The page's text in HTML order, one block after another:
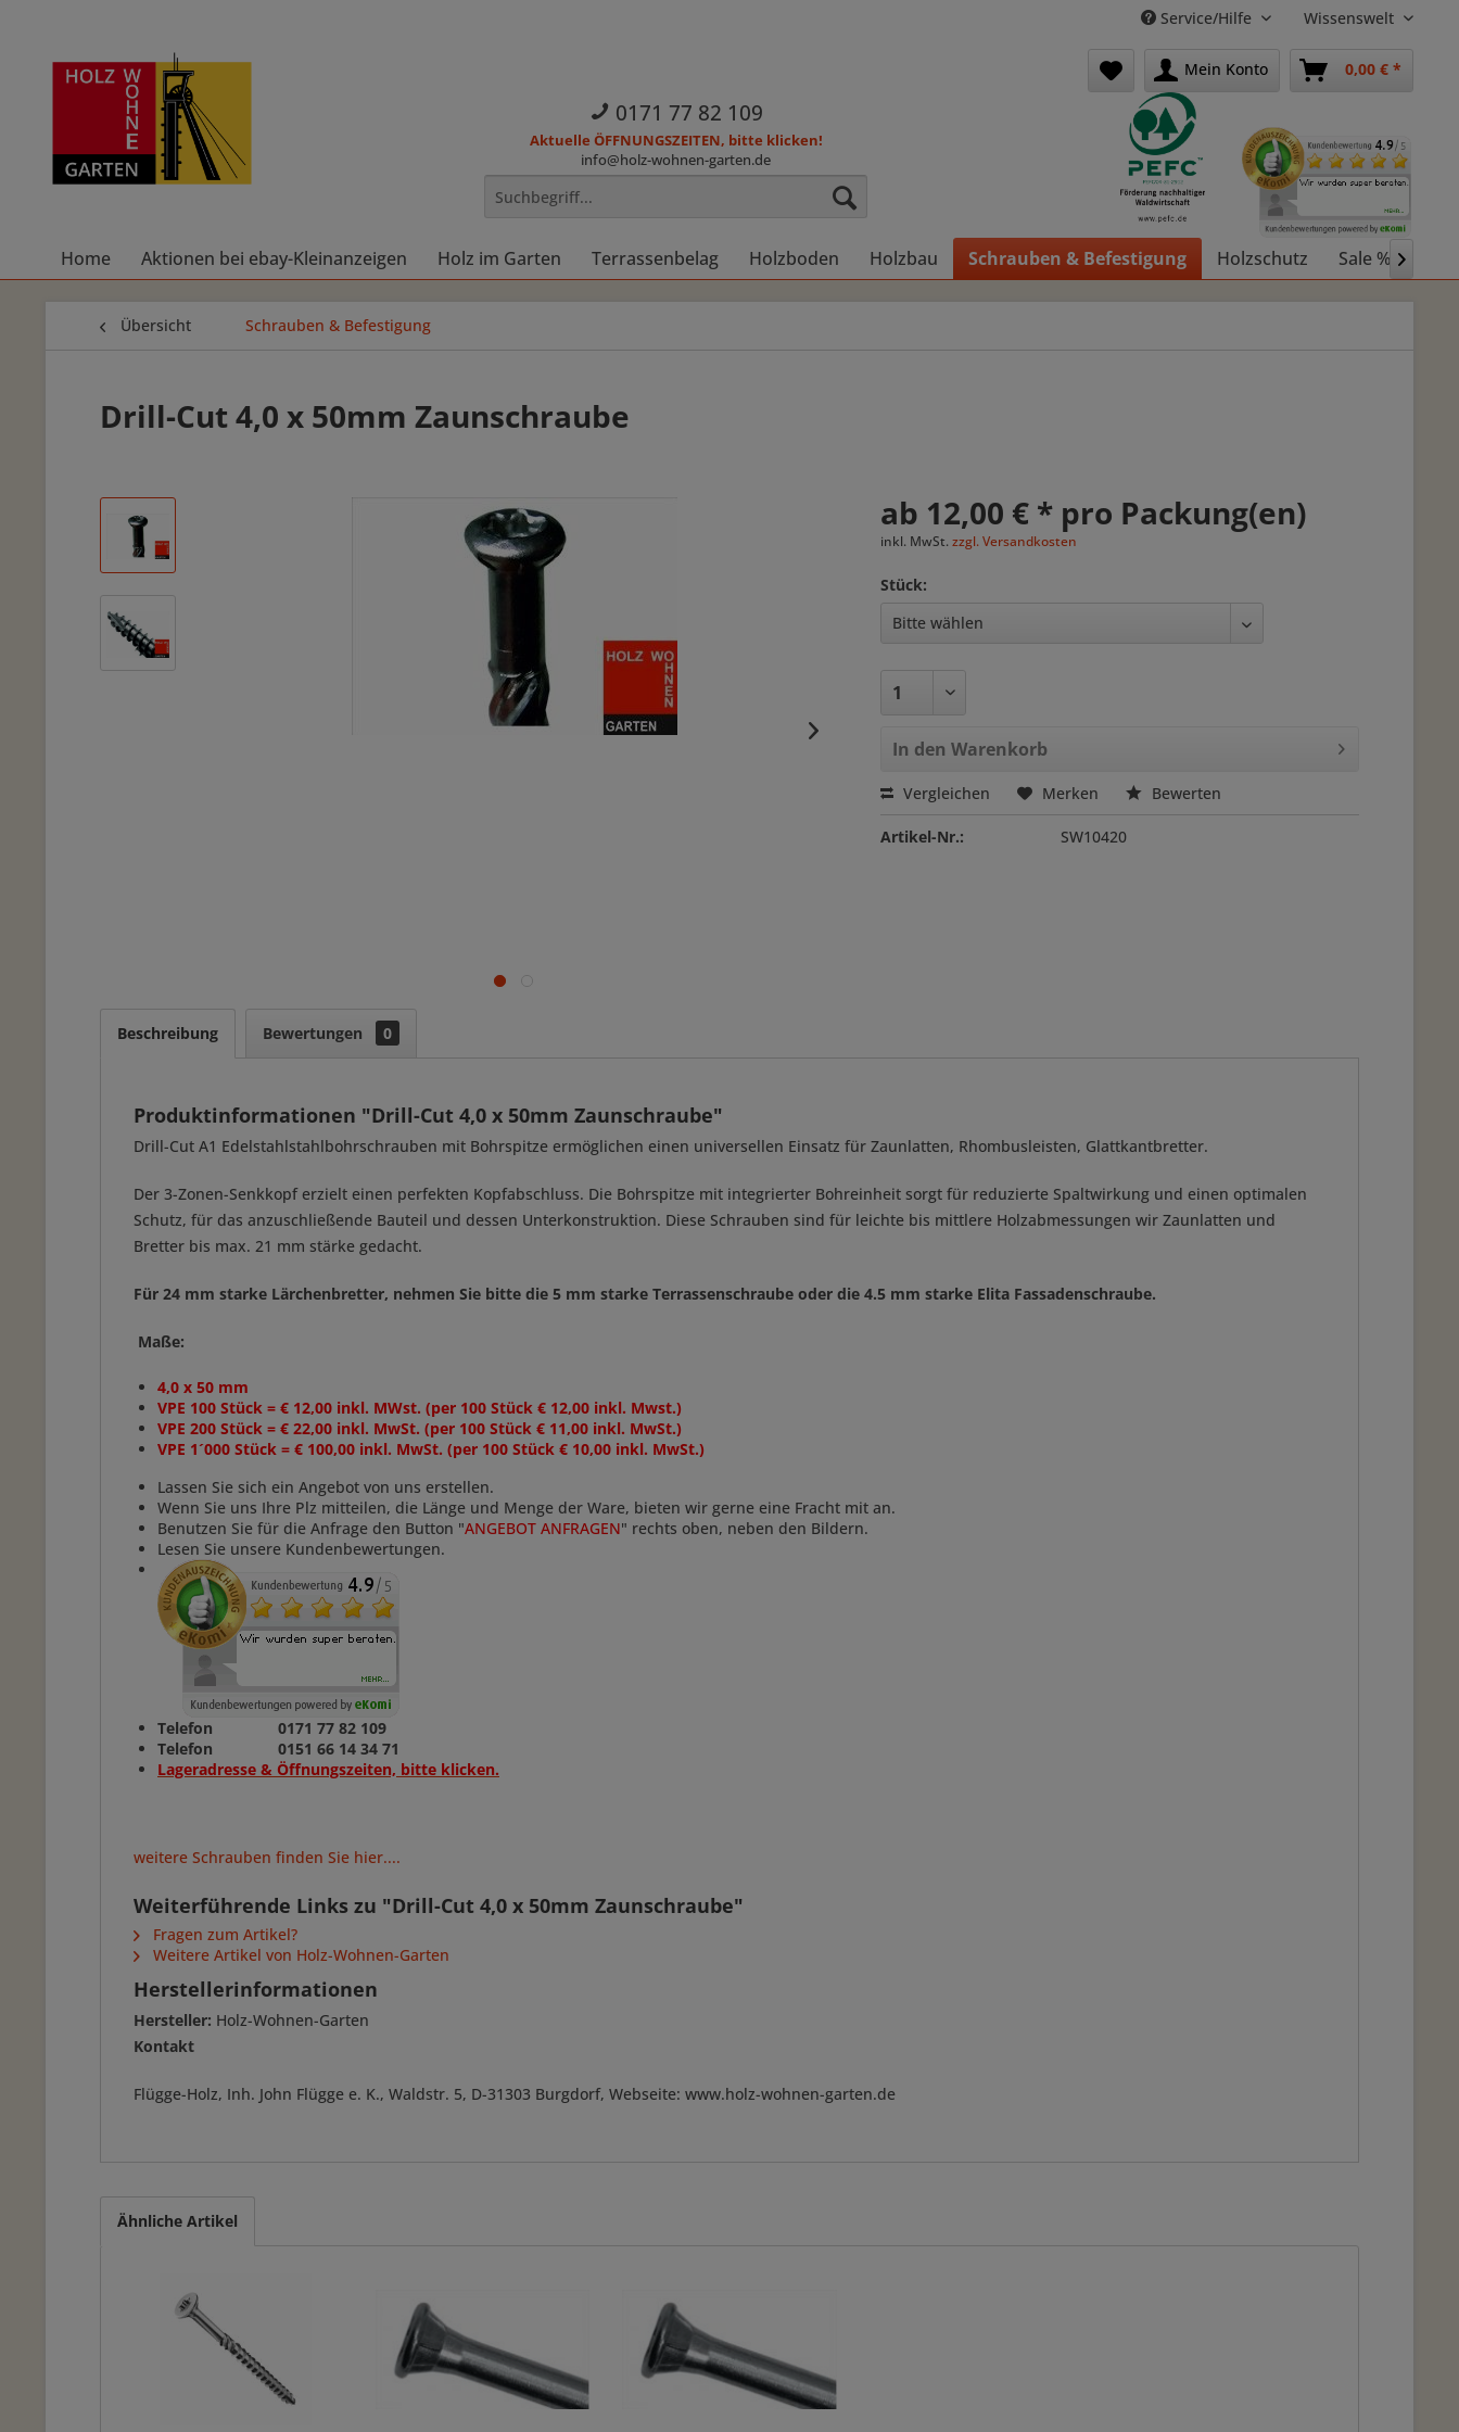
Service/Hilfe Wissenswelt
Mein Konto 0,00 € *
0171 77 82 109
Aktuelle ÖFFNUNGSZEITEN, bitte klicken!
info@holz-wohnen-garten.de
Home Aktionen bei ebay-Kleinanzeigen Holz im Garten Terrassenbelag Holzboden Holzbau Schrauben & Befestigung Holzschutz Sale % 
Übersicht Schrauben & Befestigung
Drill-Cut 4,0 x 50mm Zaunschraube
ab 12,00 € * pro Packung(en)
inkl. MwSt.zzgl. Versandkosten
Stück:
In den Warenkorb
Vergleichen Merken Bewerten
Artikel-Nr.: SW10420
Beschreibung Bewertungen 0
Produktinformationen "Drill-Cut 4,0 x 50mm Zaunschraube"
Drill-Cut A1 Edelstahlstahlbohrschrauben mit Bohrspitze ermöglichen einen universellen Einsatz für Zaunlatten, Rhombusleisten, Glattkantbretter.
Der 3-Zonen-Senkkopf erzielt einen perfekten Kopfabschluss. Die Bohrspitze mit integrierter Bohreinheit sorgt für reduzierte Spaltwirkung und einen optimalen
Schutz, für das anzuschließende Bauteil und dessen Unterkonstruktion. Diese Schrauben sind für leichte bis mittlere Holzabmessungen wir Zaunlatten und
Bretter bis max. 21 mm stärke gedacht.
Für 24 mm starke Lärchenbretter, nehmen Sie bitte die 5 mm starke Terrassenschraube oder die 4.5 mm starke Elita Fassadenschraube.
Maße:
4,0 x 50 mm
VPE 100 Stück = € 12,00 inkl. MWst. (per 100 Stück € 12,00 inkl. Mwst.)
VPE 200 Stück = € 22,00 inkl. MwSt. (per 100 Stück € 11,00 inkl. MwSt.)
VPE 1´000 Stück = € 100,00 inkl. MwSt. (per 100 Stück € 10,00 inkl. MwSt.)
Lassen Sie sich ein Angebot von uns erstellen.
Wenn Sie uns Ihre Plz mitteilen, die Länge und Menge der Ware, bieten wir gerne eine Fracht mit an.
Benutzen Sie für die Anfrage den Button "ANGEBOT ANFRAGEN" rechts oben, neben den Bildern.
Lesen Sie unsere Kundenbewertungen.
Telefon 0171 77 82 109
Telefon 0151 66 14 34 71
Lageradresse & Öffnungszeiten, bitte klicken.
weitere Schrauben finden Sie hier....
Weiterführende Links zu "Drill-Cut 4,0 x 50mm Zaunschraube"
Fragen zum Artikel?
Weitere Artikel von Holz-Wohnen-Garten
Herstellerinformationen
Hersteller: Holz-Wohnen-Garten
Kontakt
Flügge-Holz, Inh. John Flügge e. K., Waldstr. 5, D-31303 Burgdorf, Webseite: www.holz-wohnen-garten.de
Ähnliche Artikel